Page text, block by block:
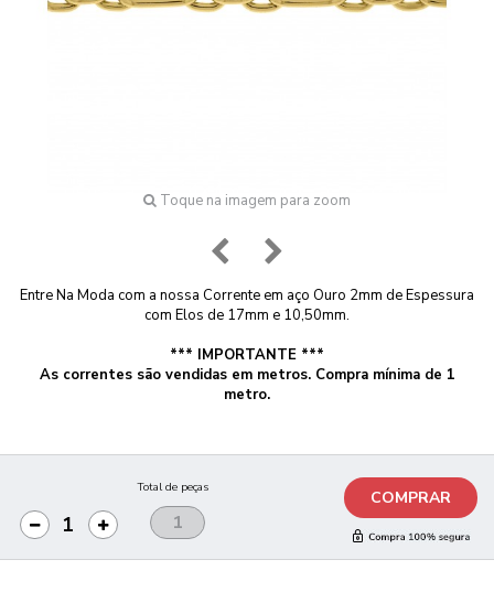
Toque na imagem para zoom
Entre Na Moda com a nossa Corrente em aço Ouro 2mm de Espessura
com Elos de 17mm e 10,50mm.
*** IMPORTANTE ***
As correntes são vendidas em metros. Compra mínima de 1
metro.
Total de peças COMPRAR